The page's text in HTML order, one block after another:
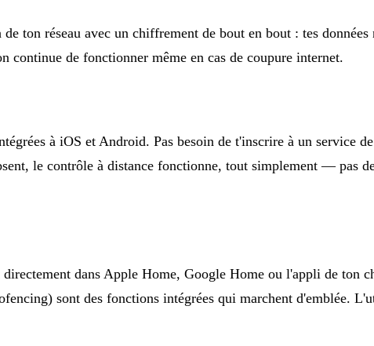
ton réseau avec un chiffrement de bout en bout : tes
continue de fonctionner même en cas de coupure internet.
à iOS et Android. Pas besoin de t'inscrire à un service
le contrôle à distance fonctionne, tout simplement — pas
dans Apple Home, Google Home ou l'appli de
sont des fonctions intégrées qui marchent d'emblée.